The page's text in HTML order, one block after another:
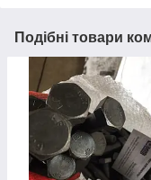
Подібні товари